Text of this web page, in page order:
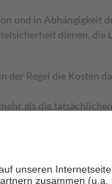
und in Abhängigkeit
dienen, die
der Regel die Kosten
als die